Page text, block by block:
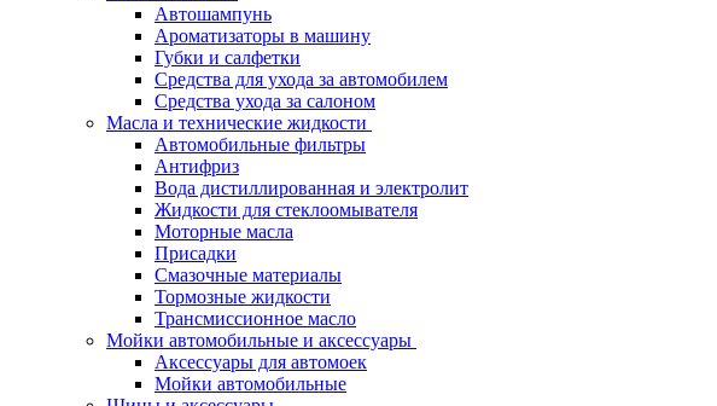
Автошампунь
Ароматизаторы в машину
Губки и салфетки
Средства для ухода за автомобилем
Средства ухода за салоном
Масла и технические жидкости
Автомобильные фильтры
Антифриз
Вода дистиллированная и электролит
Жидкости для стеклоомывателя
Моторные масла
Присадки
Смазочные материалы
Тормозные жидкости
Трансмиссионное масло
Мойки автомобильные и аксессуары
Аксессуары для автомоек
Мойки автомобильные